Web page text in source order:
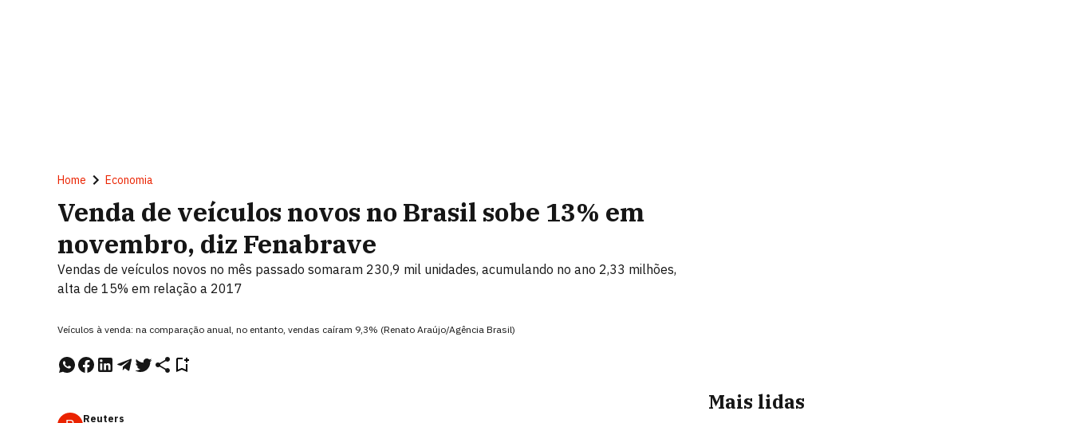
Home Economia
Venda de veículos novos no Brasil sobe 13% em
novembro, diz Fenabrave
Vendas de veículos novos no mês passado somaram 230,9 mil unidades, acumulando no ano 2,33 milhões,
alta de 15% em relação a 2017
Veículos à venda: na comparação anual, no entanto, vendas caíram 9,3% (Renato Araújo/Agência Brasil)
Reuters
Mais lidas